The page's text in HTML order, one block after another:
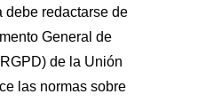
debe redactarse de
General de
de la Unión
las normas sobre